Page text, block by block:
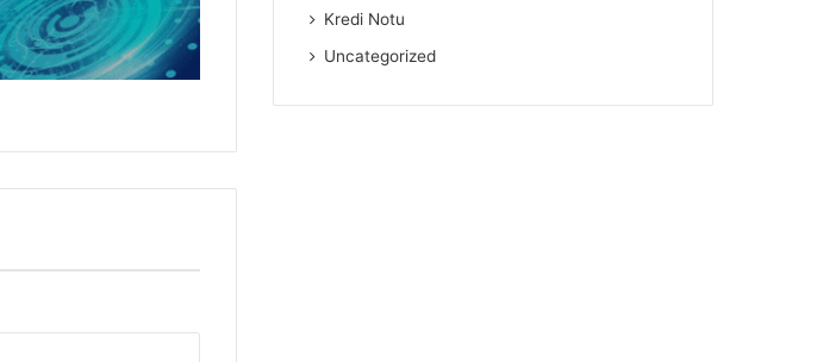
Kredi Notu
Uncategorized